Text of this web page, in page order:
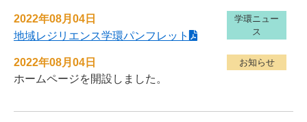
2022年08月04日
学環ニュー
ス
地域レジリエンス学環パンフレット
2022年08月04日 お知らせ
ホームページを開設しました。